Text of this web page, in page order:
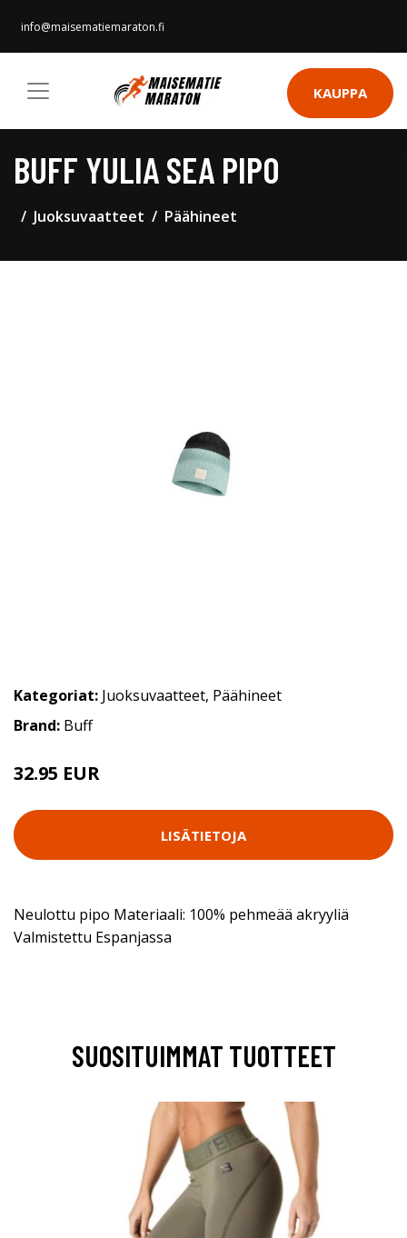
info@maisematiemaraton.fi
KAUPPA
BUFF YULIA SEA PIPO
Juoksuvaatteet Päähineet
Kategoriat: Juoksuvaatteet, Päähineet
Brand: Buff
32.95 EUR
LISÄTIETOJA
Neulottu pipo Materiaali: 100% pehmeää akryyliä
Valmistettu Espanjassa
SUOSITUIMMAT TUOTTEET